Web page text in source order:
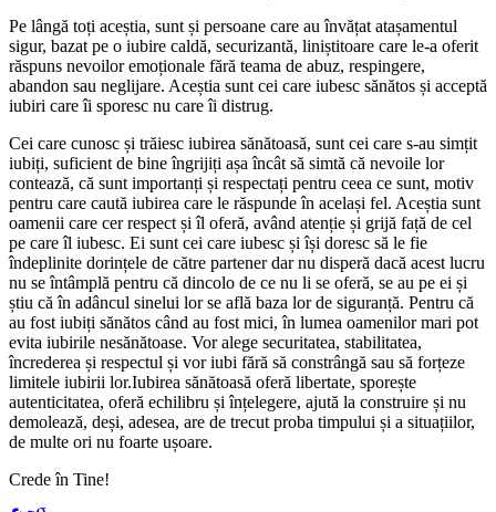
Pe lângă toți aceștia, sunt și persoane care au învățat atașamentul
sigur, bazat pe o iubire caldă, securizantă, liniștitoare care le-a oferit
răspuns nevoilor emoționale fără teama de abuz, respingere,
abandon sau neglijare. Aceștia sunt cei care iubesc sănătos și acceptă
iubiri care îi sporesc nu care îi distrug.
Cei care cunosc și trăiesc iubirea sănătoasă, sunt cei care s-au simțit
iubiți, suficient de bine îngrijiți așa încât să simtă că nevoile lor
contează, că sunt importanți și respectați pentru ceea ce sunt, motiv
pentru care caută iubirea care le răspunde în același fel. Aceștia sunt
oamenii care cer respect și îl oferă, având atenție și grijă față de cel
pe care îl iubesc. Ei sunt cei care iubesc și își doresc să le fie
îndeplinite dorințele de către partener dar nu disperă dacă acest lucru
nu se întâmplă pentru că dincolo de ce nu li se oferă, se au pe ei și
știu că în adâncul sinelui lor se află baza lor de siguranță. Pentru că
au fost iubiți sănătos când au fost mici, în lumea oamenilor mari pot
evita iubirile nesănătoase. Vor alege securitatea, stabilitatea,
încrederea și respectul și vor iubi fără să constrângă sau să forțeze
limitele iubirii lor.Iubirea sănătoasă oferă libertate, sporește
autenticitatea, oferă echilibru și înțelegere, ajută la construire și nu
demolează, deși, adesea, are de trecut proba timpului și a situațiilor,
de multe ori nu foarte ușoare.
Crede în Tine!